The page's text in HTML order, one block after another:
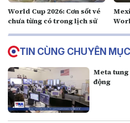
World Cup 2026: Cơn sốt vé
chưa từng có trong lịch sử
TIN CÙNG CHUYÊN MỤC
Meta
động